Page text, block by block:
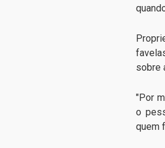
sobre
"Por
o
quem